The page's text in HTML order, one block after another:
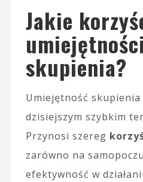
Jakie
umiejętności
skupienia?
Umiejętność
dzisiejszym szybkim
Przynosi szereg
zarówno na
efektywność w